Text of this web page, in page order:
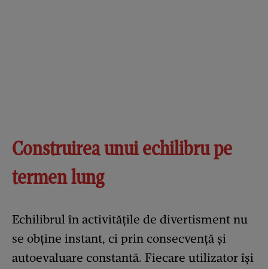
Construirea unui echilibru pe
termen lung
Echilibrul în activitățile de divertisment nu
se obține instant, ci prin consecvență și
autoevaluare constantă. Fiecare utilizator își